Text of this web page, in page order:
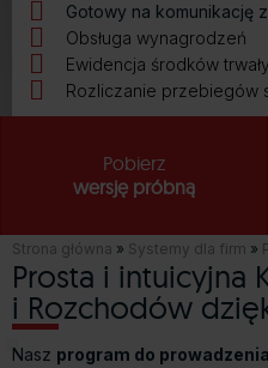
Gotowy na komunikację
Obsługa wynagrodzeń
Ewidencja środków
Rozliczanie przebiegów
Pobierz
wersję próbną
Strona główna » Systemy dla firm »
Prosta i intuicyjna
i Rozchodów
Nasz program do